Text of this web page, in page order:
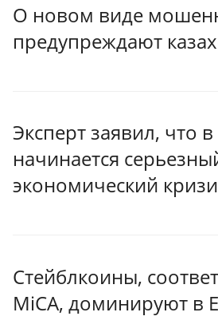
О новом виде
предупреждают
Эксперт заявил, что
начинается
экономический
Стейблкоины,
MiCA, доминируют в